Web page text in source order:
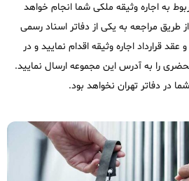
مربوط به اجاره وثیقه ملکی شما انجام خواهد
طریق مراجعه به یکی از دفاتر اسناد رسمی
قرارداد اجاره وثیقه اقدام نمایید و در
را به آدرس این مجموعه ارسال نمایید.
در دفاتر تهران نخواهد بود.